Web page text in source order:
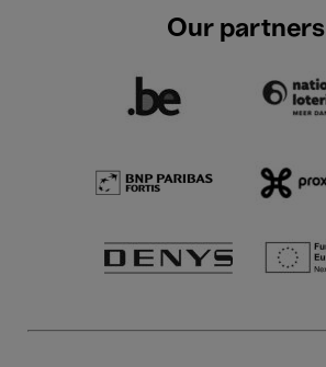
Our partners